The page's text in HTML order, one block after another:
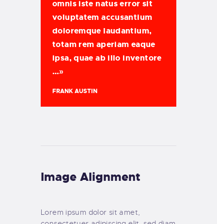
omnis iste natus error sit
voluptatem accusantium
doloremque laudantium,
totam rem aperiam eaque
ipsa, quae ab illo inventore
…»
FRANK AUSTIN
Image Alignment
Lorem ipsum dolor sit amet,